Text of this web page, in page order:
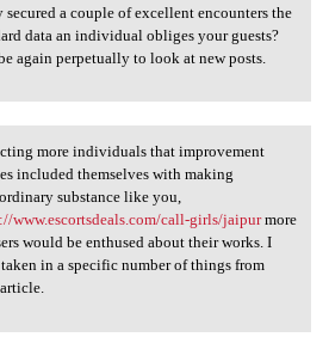
secured a couple of excellent encounters the
data an individual obliges your guests?
again perpetually to look at new posts.
more individuals
more individuals that improvement
included themselves with making
substance like you,
www.escortsdeals.com/call-girls/jaipurmore
would be enthused about their works. I
in a specific number of things from